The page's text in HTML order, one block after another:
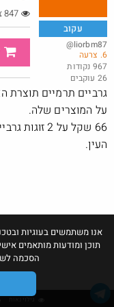
שוב דקו נותנים בראש
$21.7
Amazon
אנו משתמשים בעוגיות
תוכן ומודעות מותאמים
הסכמה
עקוב
@liorbm87
6. צרעה
967 נקודות
26 עוקבים
גרביים תרמיים תוצרת
על המוצרים שלה.
66 שקל על 2
העין.